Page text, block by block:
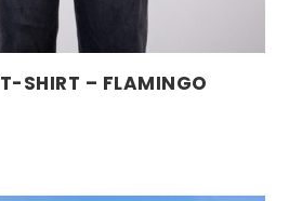
SHIRT – FLAMINGO